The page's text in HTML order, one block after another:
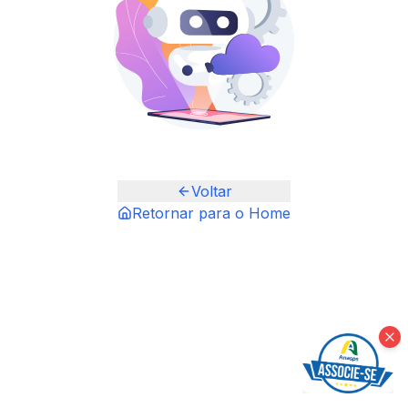
Voltar
Retornar para o Home